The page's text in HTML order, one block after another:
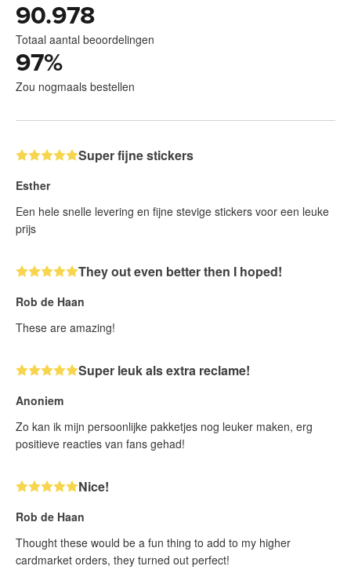
90.978
Totaal aantal beoordelingen
97%
Zou nogmaals bestellen
Super fijne stickers
Esther
Een hele snelle levering en fijne stevige stickers voor een leuke
prijs
They out even better then I hoped!
Rob de Haan
These are amazing!
Super leuk als extra reclame!
Anoniem
Zo kan ik mijn persoonlijke pakketjes nog leuker maken, erg
positieve reacties van fans gehad!
Nice!
Rob de Haan
Thought these would be a fun thing to add to my higher
cardmarket orders, they turned out perfect!